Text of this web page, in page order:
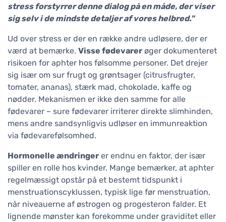
stress forstyrrer denne dialog på en måde, der viser
sig selv i de mindste detaljer af vores helbred."
Ud over stress er der en række andre udløsere, der er
værd at bemærke. Visse fødevarer øger dokumenteret
risikoen for aphter hos følsomme personer. Det drejer
sig især om sur frugt og grøntsager (citrusfrugter,
tomater, ananas), stærk mad, chokolade, kaffe og
nødder. Mekanismen er ikke den samme for alle
fødevarer – sure fødevarer irriterer direkte slimhinden,
mens andre sandsynligvis udløser en immunreaktion
via fødevarefølsomhed.
Hormonelle ændringer er endnu en faktor, der især
spiller en rolle hos kvinder. Mange bemærker, at aphter
regelmæssigt opstår på et bestemt tidspunkt i
menstruationscyklussen, typisk lige før menstruation,
når niveauerne af østrogen og progesteron falder. Et
lignende mønster kan forekomme under graviditet eller